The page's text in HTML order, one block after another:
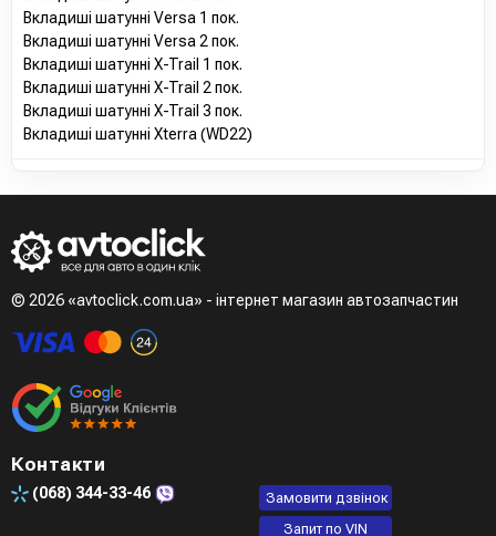
Вкладиші шатунні Versa 1 пок.
Вкладиші шатунні Versa 2 пок.
Вкладиші шатунні X-Trail 1 пок.
Вкладиші шатунні X-Trail 2 пок.
Вкладиші шатунні X-Trail 3 пок.
Вкладиші шатунні Xterra (WD22)
© 2026 «avtoclick.com.ua» - інтернет магазин автозапчастин
Контакти
(068) 344-33-46
Замовити дзвінок
Запит по VIN